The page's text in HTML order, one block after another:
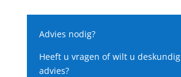
Advies nodig?
Heeft u vragen of wilt u deskundig
advies?